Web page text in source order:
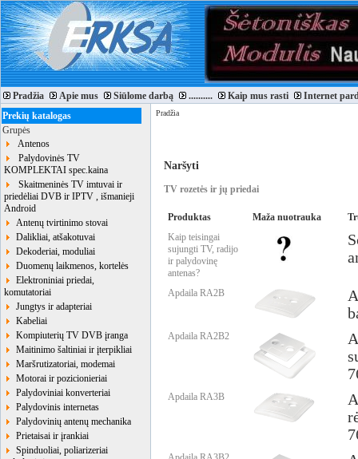
Pradžia Apie mus Siūlome darbą .......... Kaip mus rasti
Internet
Prekių katalogas
Grupės
Antenos
Palydovinės TV
KOMPLEKTAI spec.kaina
Skaitmeninės TV imtuvai ir
priedėliai DVB ir IPTV , išmanieji
Android
Antenų tvirtinimo stovai
Dalikliai, atšakotuvai
Dekoderiai, moduliai
Duomenų laikmenos, kortelės
Elektroniniai priedai,
komutatoriai
Jungtys ir adapteriai
Kabeliai
Kompiuterių TV DVB įranga
Maitinimo šaltiniai ir įterpikliai
Maršrutizatoriai, modemai
Motorai ir pozicionieriai
Palydoviniai konverteriai
Palydovinis internetas
Palydovinių antenų mechanika
Prietaisai ir įrankiai
Spinduoliai, poliarizeriai
Pradžia
Naršyti
TV rozetės ir jų priedai
Produktas Maža nuotrauka
Kaip teisingai
sujungti TV, radijo
ir palydovinę
antenas?
Apdaila RA2B
Apdaila RA2B2
Apdaila RA3B